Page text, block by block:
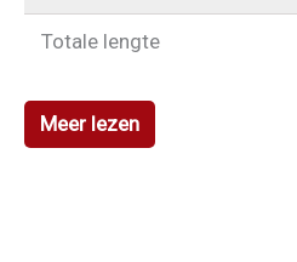
Totale lengte
Meer lezen